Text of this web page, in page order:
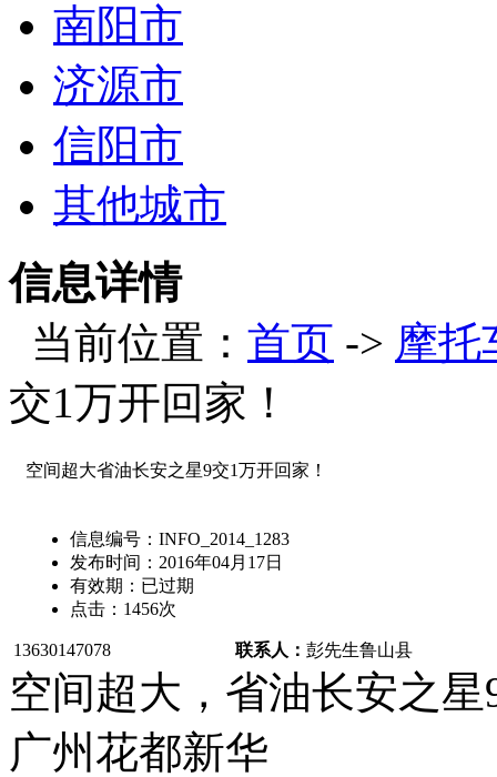
南阳市
济源市
信阳市
其他城市
信息详情
当前位置： 首页 -> 摩托
交1万开回家！
空间超大省油长安之星9交1万开回家！
信息编号： INFO_2014_1283
发布时间： 2016年04月17日
有效期： 已过期
点击： 1456次
13630147078 联系人： 彭先生鲁山县
空间超大，省油长安之
广州花都新华